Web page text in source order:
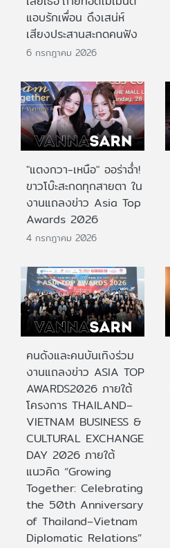
แอบรักเพื่อน ดึงเสน่ห์
เสียงประสานสะกดคนฟัง
6 กรกฎาคม 2026
"แตงกวา-เหนือ" ออร่าฉ่ำ!
ขาวโบ๊ะสะกดทุกสายตา ใน
งานแถลงข่าว Asia Top
Awards 2026
4 กรกฎาคม 2026
คนดังและคนบันเทิงร่วม
งานแถลงข่าว ASIA TOP
AWARDS2026 ภายใต้
โครงการ THAILAND–
VIETNAM BUSINESS &
CULTURAL EXCHANGE
DAY 2026 ภายใต้
แนวคิด “Growing
Together: Celebrating
the 50th Anniversary
of Thailand–Vietnam
Diplomatic Relations”